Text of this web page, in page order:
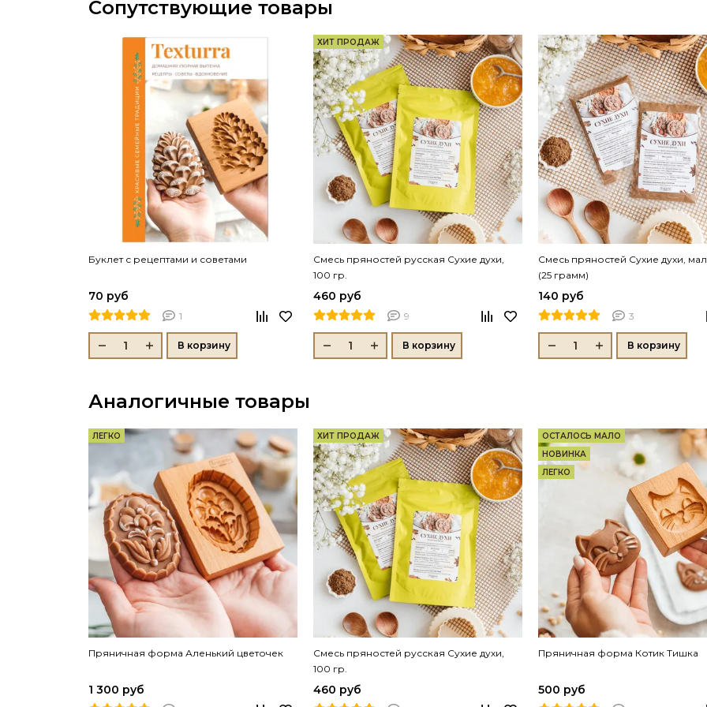
Сопутствующие товары
Буклет с рецептами и советами
70 руб
1
В корзину
ХИТ ПРОДАЖ
Смесь пряностей русская Сухие духи,
100 гр.
460 руб
9
В корзину
Смесь пряностей Сухие духи,
(25 грамм)
140 руб
3
В корзину
Аналогичные товары
ЛЕГКО
Пряничная форма Аленький цветочек
1 300 руб
ХИТ ПРОДАЖ
Смесь пряностей русская Сухие духи,
100 гр.
460 руб
ОСТАЛОСЬ МАЛО
НОВИНКА
ЛЕГКО
Пряничная форма Котик Тишка
500 руб